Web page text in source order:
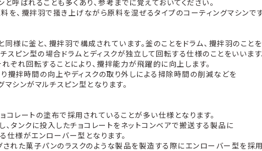
呼ばれることも多くあり、参考までに覚えておいてください。
、攪拌羽で掻き上げながら原料を混ぜるタイプのコーティングマシンで
様に釜と、攪拌羽で構成されています。釜のことをドラム、攪拌羽のことを
スピン型の場合ドラムとディスクが独立して回転する仕様のことをいいます
ぞれ回転することにより、攪拌能力が飛躍的に向上します。
攪拌時間の向上やディスクの取り外しによる掃除時間の削減などを
シンがマルチスピン型となります。
レートの塗布で採用されていることが多い仕様となります。
タンクに投入したチョコレートをネットコンベアで搬送する製品に
様がエンローバー型となります。
れた菓子パンのラスクのような製品を製造する際にエンローバー型を採用